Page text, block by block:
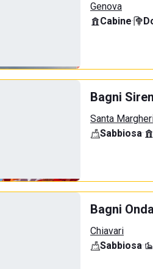
Genova
Cabine·
Bagni
Santa
Sabbiosa·
Bagni
Chiavari
Sabbiosa·